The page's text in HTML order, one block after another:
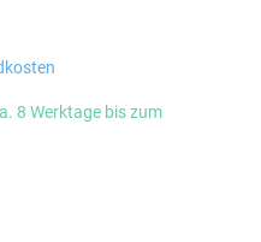
8 Werktage bis zum